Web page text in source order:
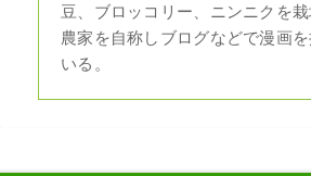
豆、ブロッコリー、ニンニクを
農家を自称しブログなどで漫画
いる。